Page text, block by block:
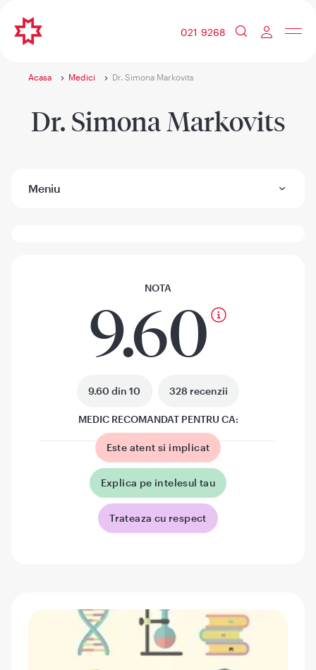
021 9268
Acasa Medici Dr. Simona Markovits
Dr. Simona Markovits
Meniu
NOTA
9.60
9.60 din 10 328 recenzii
MEDIC RECOMANDAT PENTRU CA:
Este atent si implicat
Explica pe intelesul tau
Trateaza cu respect